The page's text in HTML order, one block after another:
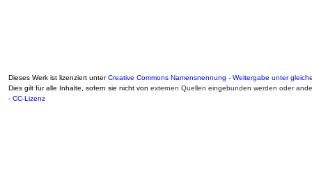
Dieses Werk ist lizenziert unterCreative Commons Namensnennung - Weitergabe unter
Dies gilt für alle Inhalte, sofern sie nicht von externen Quellen eingebunden werden oder
- CC-Lizenz